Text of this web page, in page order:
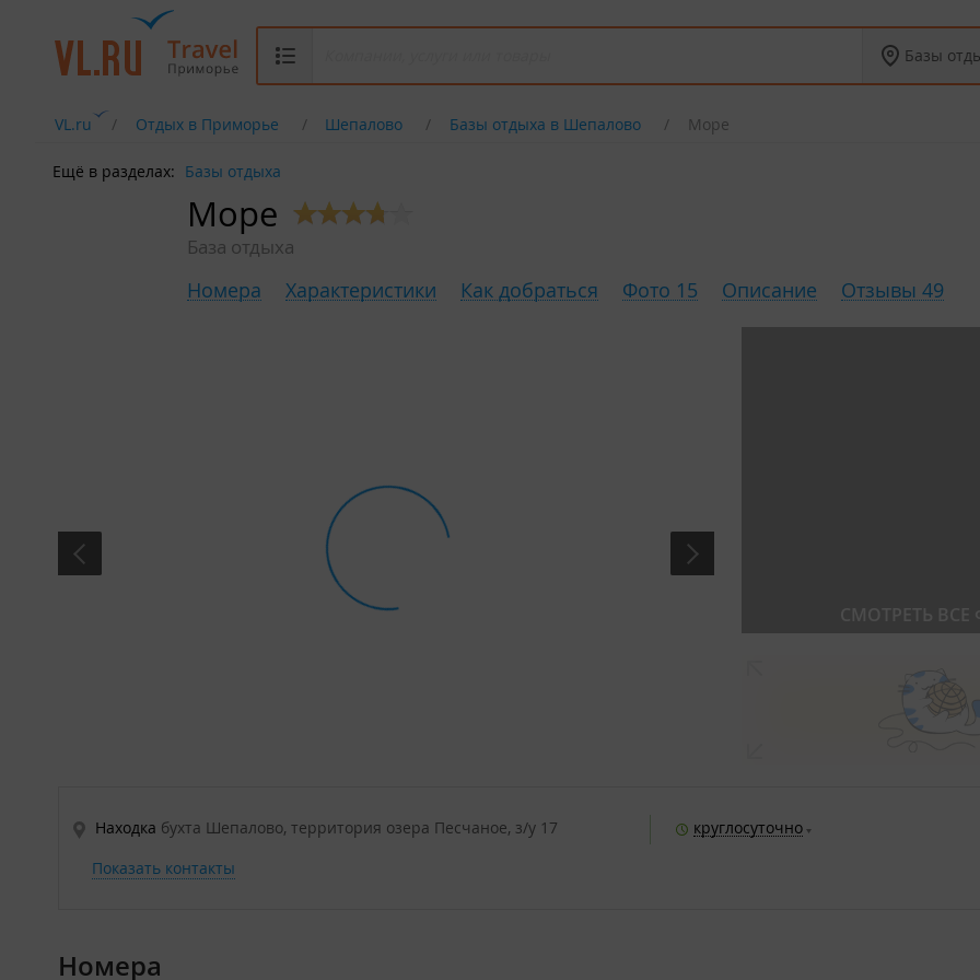
Базы
VL.ru Отдых в Приморье Шепалово Базы отдыха в Шепалово Море
Ещё в разделах: Базы отдыха
Море
База отдыха
Номера Характеристики Как добраться Фото 15 Описание Отзывы 49
Находка бухта Шепалово, территория озера Песчаное, з/у 17
круглосуточно
Показать контакты
Номера